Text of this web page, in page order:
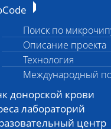
Поиск по
Описание проекта
Технология
Международный
донорской крови
лабораторий
центр
крови собак
(ИХ)
клинический
крови собаки
и
(без
1 650